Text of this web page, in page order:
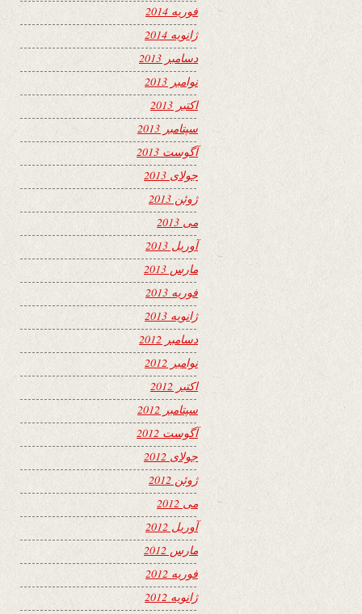
فوریه 2014
ژانویه 2014
دسامبر 2013
نوامبر 2013
اکتبر 2013
سپتامبر 2013
آگوست 2013
جولای 2013
ژوئن 2013
می 2013
آوریل 2013
مارس 2013
فوریه 2013
ژانویه 2013
دسامبر 2012
نوامبر 2012
اکتبر 2012
سپتامبر 2012
آگوست 2012
جولای 2012
ژوئن 2012
می 2012
آوریل 2012
مارس 2012
فوریه 2012
ژانویه 2012